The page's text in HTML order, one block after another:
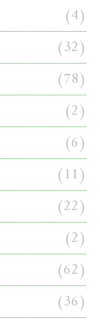
(4)
(32)
(78)
(2)
(6)
(11)
(22)
(2)
(62)
(36)